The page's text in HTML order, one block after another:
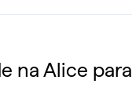
na Alice para